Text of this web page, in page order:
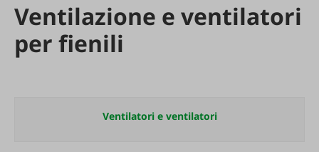
Ventilazione e ventilatori
per fienili
Ventilatori e ventilatori